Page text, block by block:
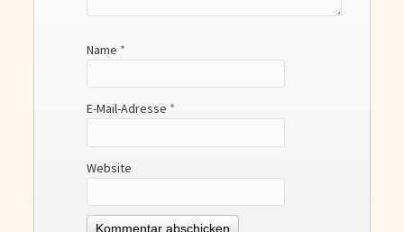
Name *
E-Mail-Adresse *
Website